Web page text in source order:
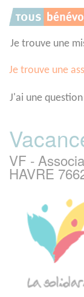
Je trouve une
Je trouve une
J'ai une question
VF -
HAVRE
Panneau de gestion